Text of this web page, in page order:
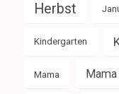
Herbst
Kindergarten
Mama